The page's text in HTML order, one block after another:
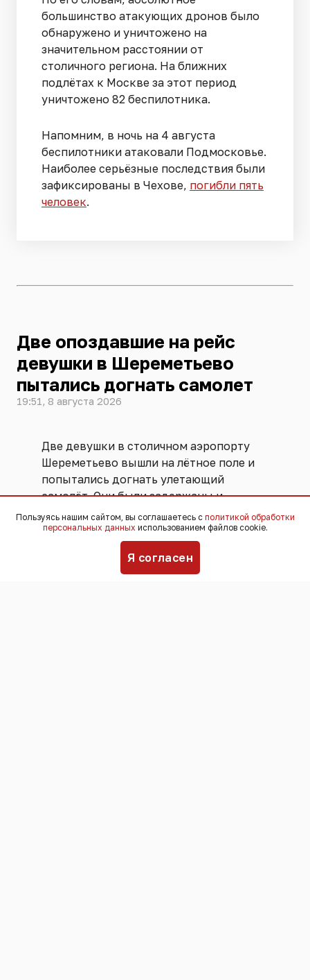
большинство атакующих дронов было
обнаружено и уничтожено на
значительном расстоянии от
столичного региона. На ближних
подлётах к Москве за этот период
уничтожено 82 беспилотника.
Напомним, в ночь на 4 августа
беспилотники атаковали Подмосковье.
Наиболее серьёзные последствия были
зафиксированы в Чехове, погибли пять
человек.
Две опоздавшие на рейс
девушки в Шереметьево
пытались догнать самолет
19:51, 8 августа 2026
Две девушки в столичном аэропорту
Шереметьево вышли на лётное поле и
попытались догнать улетающий
самолёт. Они были задержаны и
переданы ФСБ. Угрозы безопасности
полётов не возникло, никто не
сообщили
в пресс-службе
Пользуясь нашим сайтом, вы соглашаетесь с политикой обработки
персональных данных использованием файлов cookie.
Я согласен